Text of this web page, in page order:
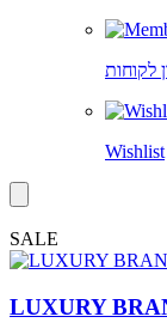
לקוחות
Wishlist
SALE
LUXURY